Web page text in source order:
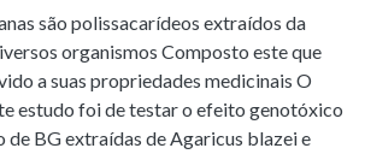
são polissacarídeos extraídos da
organismos Composto este que
a suas propriedades medicinais O
estudo foi de testar o efeito genotóxico
de BG extraídas de Agaricus blazei e